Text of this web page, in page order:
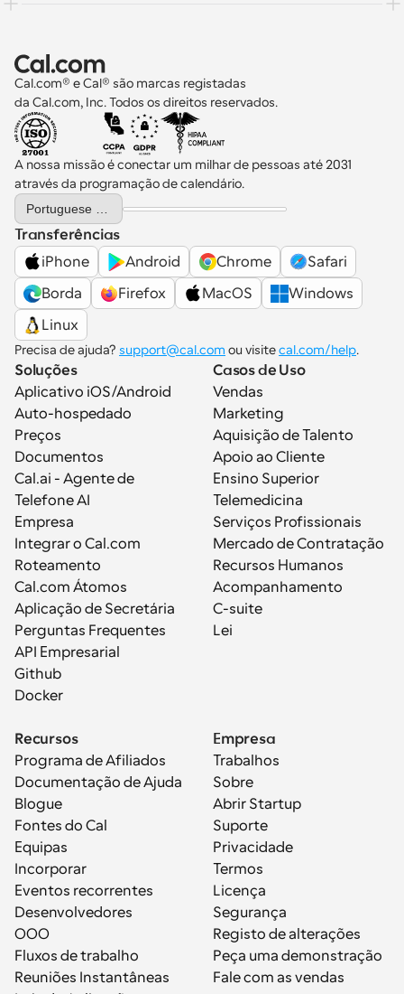
Cal.com® e Cal® são marcas registadas
da Cal.com, Inc. Todos os direitos reservados.
A nossa missão é conectar um milhar de pessoas até 2031
através da programação de calendário.
Select Language
Transferências
iPhone
Android Chrome
Safari
Borda
Firefox MacOS
Windows
Linux
Precisa de ajuda? support@cal.com ou visite cal.com/help.
Soluções
Aplicativo iOS/Android
Auto-hospedado
Preços
Documentos
Cal.ai - Agente de
Telefone AI
Empresa
Integrar o Cal.com
Roteamento
Cal.com Átomos
Aplicação de Secretária
Perguntas Frequentes
API Empresarial
Github
Docker
Casos de Uso
Vendas
Marketing
Aquisição de Talento
Apoio ao Cliente
Ensino Superior
Telemedicina
Serviços Profissionais
Mercado de Contratação
Recursos Humanos
Acompanhamento
C-suite
Lei
Recursos
Programa de Afiliados
Documentação de Ajuda
Blogue
Fontes do Cal
Equipas
Incorporar
Eventos recorrentes
Desenvolvedores
OOO
Fluxos de trabalho
Reuniões Instantâneas
Empresa
Trabalhos
Sobre
Abrir Startup
Suporte
Privacidade
Termos
Licença
Segurança
Registo de alterações
Peça uma demonstração
Fale com as vendas